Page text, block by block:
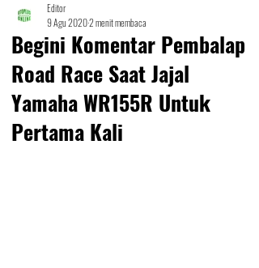
Begini Komentar Pembalap
Road Race Saat Jajal
Yamaha WR155R Untuk
Pertama Kali
Editor
9 Agu 20202 menit membaca